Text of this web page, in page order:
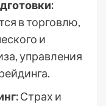
в торговлю,
и
управления
Страх и